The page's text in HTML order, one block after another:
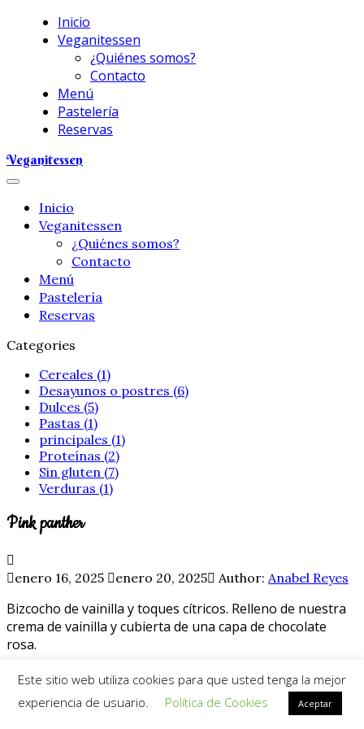
Inicio
Veganitessen
¿Quiénes somos?
Contacto
Menú
Pastelería
Reservas
Veganitessen
Inicio
Veganitessen
¿Quiénes somos?
Contacto
Menú
Pastelería
Reservas
Categories
Cereales (1)
Desayunos o postres (6)
Dulces (5)
Pastas (1)
principales (1)
Proteínas (2)
Sin gluten (7)
Verduras (1)
Pink panther
enero 16, 2025 enero 20, 2025 Author: Anabel Reyes
Bizcocho de vainilla y toques cítricos. Relleno de nuestra
crema de vainilla y cubierta de una capa de chocolate
rosa.
Este sitio web utiliza cookies para que usted tenga la mejor
experiencia de usuario.
Política de Cookies Aceptar